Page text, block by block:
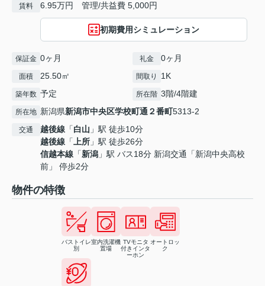
賃料 6.95万円 管理/共益費 5,000円
初期費用シミュレーション
保証金 0ヶ月 礼金 0ヶ月
面積 25.50㎡ 間取り 1K
築年数 予定 所在階 3階/4階建
所在地 新潟県新潟市中央区学校町通２番町5313-2
交通 越後線 「白山 」駅 徒歩10分
越後線 「 上所 」駅 徒歩26分
信越本線 「新潟 」駅 バス18分 新潟交通「新潟中央高校
前」 停歩2分
物件の特徴
バストイレ
別
室内洗濯機
置場
TVモニタ
付きインタ
ーホン
オートロッ
ク